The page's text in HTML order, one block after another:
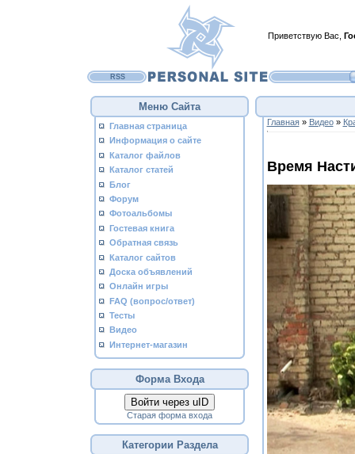
Приветствую Вас
RSS
Меню Сайта
Главная страница
Информация о сайте
Каталог файлов
Каталог статей
Блог
Форум
Фотоальбомы
Гостевая книга
Обратная связь
Каталог сайтов
Доска объявлений
Онлайн игры
FAQ (вопрос/ответ)
Тесты
Видео
Интернет-магазин
Форма Входа
Войти через uID
Старая форма входа
Категории Раздела
Главная» Видео»
Время